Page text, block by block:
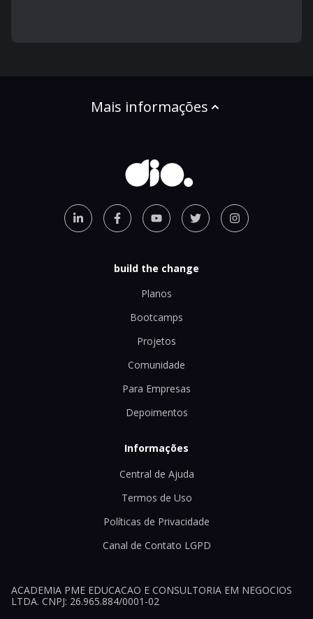
Mais informações
build the change
Planos
Bootcamps
Projetos
Comunidade
Para Empresas
Depoimentos
Informações
Central de Ajuda
Termos de Uso
Políticas de Privacidade
Canal de Contato LGPD
ACADEMIA PME EDUCACAO E CONSULTORIA EM NEGOCIOS
LTDA. CNPJ: 26.965.884/0001-02